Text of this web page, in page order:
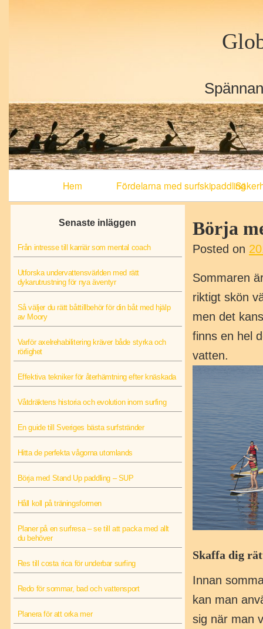
Navigation
Hem Fördelarna med surfskipaddling
Börja
Posted on
Sommaren
riktigt skön
men det
finns en hel
vatten.
Skaffa dig
Innan
kan man
sig när man
Senaste inläggen
Från intresse till karriär som mental coach
Utforska undervattensvärlden med rätt
dykarutrustning för nya äventyr
Så väljer du rätt båttillbehör för din båt med hjälp
av Moory
Varför axelrehabilitering kräver både styrka och
rörlighet
Effektiva tekniker för återhämtning efter knäskada
Våtdräktens historia och evolution inom surfing
En guide till Sveriges bästa surfstränder
Hitta de perfekta vågorna utomlands
Börja med Stand Up paddling – SUP
Håll koll på träningsformen
Planer på en surfresa – se till att packa med allt
du behöver
Res till costa rica för underbar surfing
Redo för sommar, bad och vattensport
Planera för att orka mer